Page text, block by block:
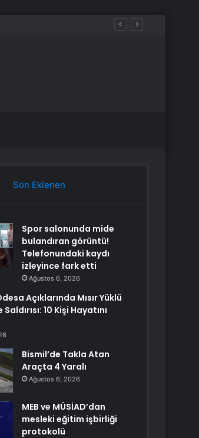
Son Eklenen
Spor salonunda mide
bulandıran görüntü!
Telefonundaki kaydı
izleyince fark etti
Ağustos 6, 2026
Açıklarında Mısır Yüklü
10 Kişi Hayatını
Bismil’de Takla Atan
Araçta 4 Yaralı
Ağustos 6, 2026
MEB ve MÜSİAD’dan
mesleki eğitim işbirliği
protokolü